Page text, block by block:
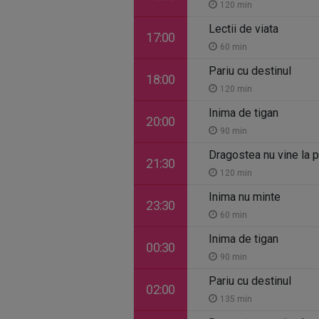
120 min
17:00
Lectii de viata
60 min
18:00
Pariu cu destinul
120 min
20:00
Inima de tigan
90 min
21:30
Dragostea nu vine la
120 min
23:30
Inima nu minte
60 min
00:30
Inima de tigan
90 min
02:00
Pariu cu destinul
135 min